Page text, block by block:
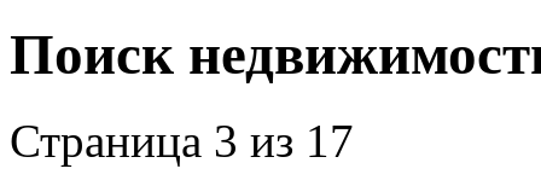
Поиск
Страница 3 из 17